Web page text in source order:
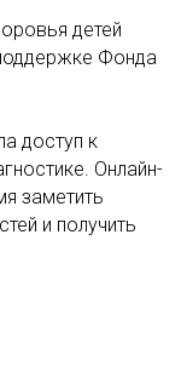
детей
Фонда
доступ к
Онлайн-
заметить
и получить